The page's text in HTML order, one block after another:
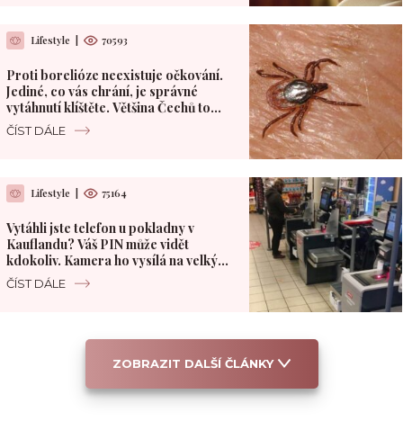
Lifestyle 70593
Proti borelióze neexistuje očkování.
Jediné, co vás chrání, je správné
vytáhnutí klíštěte. Většina Čechů to
dělá špatně
ČÍST DÁLE
Lifestyle 75164
Vytáhli jste telefon u pokladny v
Kauflandu? Váš PIN může vidět
kdokoliv. Kamera ho vysílá na velký
monitor
ČÍST DÁLE
ZOBRAZIT DALŠÍ ČLÁNKY